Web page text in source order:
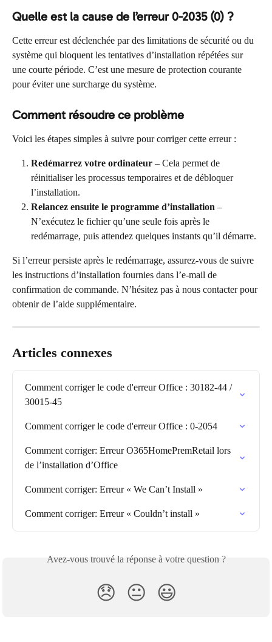
Quelle est la cause de l’erreur 0-2035 (0) ?
Cette erreur est déclenchée par des limitations de sécurité ou du
système qui bloquent les tentatives d’installation répétées sur
une courte période. C’est une mesure de protection courante
pour éviter une surcharge du système.
Comment résoudre ce problème
Voici les étapes simples à suivre pour corriger cette erreur :
Redémarrez votre ordinateur – Cela permet de
réinitialiser les processus temporaires et de débloquer
l’installation.
Relancez ensuite le programme d’installation –
N’exécutez le fichier qu’une seule fois après le
redémarrage, puis attendez quelques instants qu’il démarre.
Si l’erreur persiste après le redémarrage, assurez-vous de suivre
les instructions d’installation fournies dans l’e-mail de
confirmation de commande. N’hésitez pas à nous contacter pour
obtenir de l’aide supplémentaire.
Articles connexes
Comment corriger le code d'erreur Office : 30182-44 /
30015-45
Comment corriger le code d'erreur Office : 0-2054
Comment corriger: Erreur O365HomePremRetail lors
de l’installation d’Office
Comment corriger: Erreur « We Can’t Install »
Comment corriger: Erreur « Couldn’t install »
Avez-vous trouvé la réponse à votre question ?
😞 😐 😃